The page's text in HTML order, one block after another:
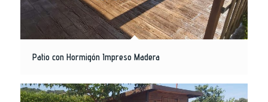
Patio con Hormigón Impreso Madera